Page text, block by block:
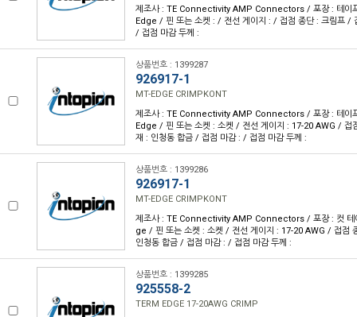
제조사 : TE Connectivity AMP Connectors / 포장 : 테이
Edge / 핀 또는 소켓 : / 전선 게이지 : / 접점 종단 : 크림프 /
/ 접점 마감 두께 :
상품번호 : 1399287
926917-1
MT-EDGE CRIMPKONT
제조사 : TE Connectivity AMP Connectors / 포장 : 테이
Edge / 핀 또는 소켓 : 소켓 / 전선 게이지 : 17-20 AWG / 접
재 : 인청동 합금 / 접점 마감 : / 접점 마감 두께 :
상품번호 : 1399286
926917-1
MT-EDGE CRIMPKONT
제조사 : TE Connectivity AMP Connectors / 포장 : 컷 테
ge / 핀 또는 소켓 : 소켓 / 전선 게이지 : 17-20 AWG / 접점
인청동 합금 / 접점 마감 : / 접점 마감 두께 :
상품번호 : 1399285
925558-2
TERM EDGE 17-20AWG CRIMP